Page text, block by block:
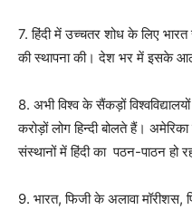
7. हिंदी में उच्चतर शोध के लिए
की स्थापना की। देश भर में इसके
8. अभी विश्‍व के सैंकड़ों
करोड़ों लोग हिन्‍दी बोलते हैं।
संस्थानों में हिंदी का पठन-पाठन हो
9. भारत, फिजी के अलावा मॉरीशस,